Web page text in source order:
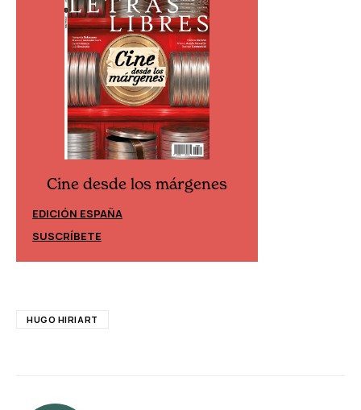
Cine desde los márgenes
EDICIÓN ESPAÑA
SUSCRÍBETE
HUGO HIRIART